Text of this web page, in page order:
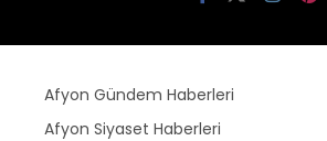
Afyon Gündem Haberleri
Afyon Siyaset Haberleri